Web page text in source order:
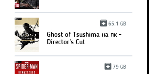
65.1 GB
Ghost of Tsushima на пк -
Director's Cut
79 GB